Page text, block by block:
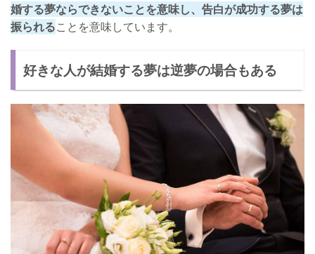
婚する夢ならできないことを意味し、告白が成功する夢は
振られることを意味しています。
好きな人が結婚する夢は逆夢の場合もある